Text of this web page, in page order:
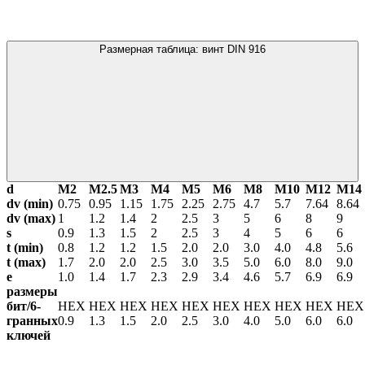
Размерная таблица: винт DIN 916
d М2 М2.5М3 М4 М5 М6 М8 М10 М12 М14
dv (min) 0.75 0.95 1.15 1.75 2.25 2.75 4.7 5.7 7.64 8.64
dv (max) 1 1.2 1.4 2 2.5 3 5 6 8
9
s
0.9 1.3 1.5 2 2.5 3 4 5 6
6
t (min)
0.8 1.2 1.2 1.5 2.0 2.0 3.0 4.0 4.8
5.6
t (max)
1.7 2.0 2.0 2.5 3.0 3.5 5.0 6.0 8.0
9.0
е
1.0 1.4 1.7 2.3 2.9 3.4 4.6 5.7 6.9
6.9
размеры
бит/6-
гранных
ключей
HEX
0.9
HEX
1.3
HEX
1.5
HEX
2.0
HEX
2.5
HEX
3.0
HEX
4.0
HEX
5.0
HEX
6.0
6.0